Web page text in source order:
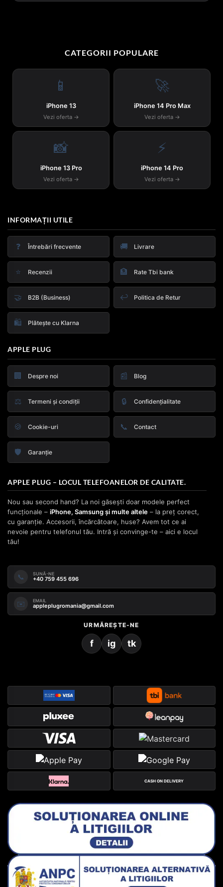
CATEGORII POPULARE
📱
iPhone 13
Vezi oferta →
🚀
iPhone 14 Pro Max
Vezi oferta →
📸
iPhone 13 Pro
Vezi oferta →
⚡
iPhone 14 Pro
Vezi oferta →
INFORMAȚII UTILE
❓ Întrebări frecvente 🚚 Livrare
⭐ Recenzii 🏦 Rate Tbi bank
🤝 B2B (Business) ↩️ Politica de Retur
🛍️ Plătește cu Klarna
APPLE PLUG
🏢 Despre noi 📰 Blog
⚖️ Termeni și condiții 🔒 Confidențialitate
🍪 Cookie-uri 📞 Contact
🛡️ Garanție
APPLE PLUG – LOCUL TELEFOANELOR DE CALITATE.
Nou sau second hand? La noi găsești doar modele perfect
funcționale – iPhone, Samsung și multe altele – la preț corect,
cu garanție. Accesorii, încărcătoare, huse? Avem tot ce ai
nevoie pentru telefonul tău. Intră și convinge-te – aici e locul
tău!
📞 SUNĂ-NE
+40 759 455 696
✉️ EMAIL
appleplugromania@gmail.com
URMĂREȘTE-NE
f ig tk
CASH ON DELIVERY